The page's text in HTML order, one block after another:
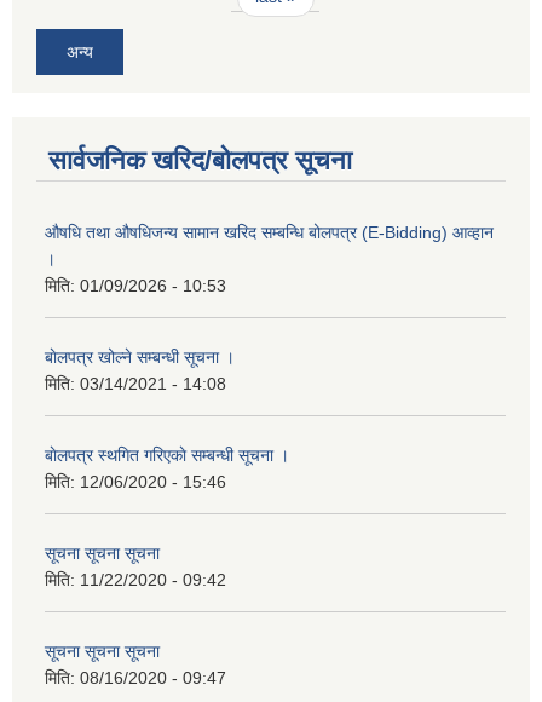
अन्य
सार्वजनिक खरिद/बोलपत्र सूचना
औषधि तथा औषधिजन्य सामान खरिद सम्बन्धि बोलपत्र (E-Bidding) आव्हान
।
मिति: 01/09/2026 - 10:53
बाेलपत्र खोल्ने सम्बन्धी सूचना ।
मिति: 03/14/2021 - 14:08
बाेलपत्र स्थगित गरिएकाे सम्बन्धी सूचना ।
मिति: 12/06/2020 - 15:46
सूचना सूचना सूचना
मिति: 11/22/2020 - 09:42
सूचना सूचना सूचना
मिति: 08/16/2020 - 09:47